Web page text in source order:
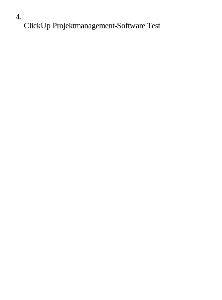
ClickUp Projektmanagement-Software Test